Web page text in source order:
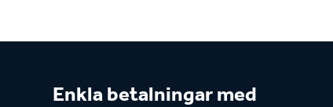
Enkla betalningar med